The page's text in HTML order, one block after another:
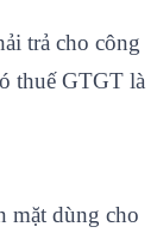
trả cho công
thuế GTGT là
mặt dùng cho